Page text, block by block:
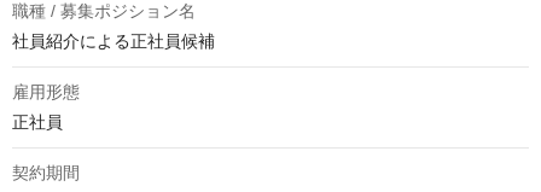
職種 / 募集ポジション名
社員紹介による正社員候補
雇用形態
正社員
契約期間